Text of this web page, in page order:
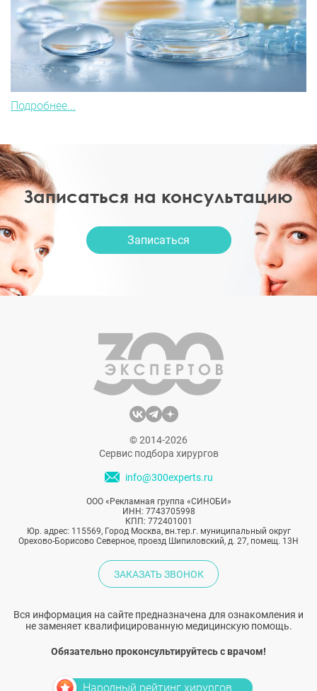
Подробнее...
Записаться на консультацию
Записаться
© 2014-2026
Сервис подбора хирургов
info@300experts.ru
ООО «Рекламная группа «СИНОБИ»
ИНН: 7743705998
КПП: 772401001
Юр. адрес: 115569, Город Москва, вн.тер.г. муниципальный округ
Орехово-Борисово Северное, проезд Шипиловский, д. 27, помещ. 13Н
ЗАКАЗАТЬ ЗВОНОК
Вся информация на сайте предназначена для ознакомления и
не заменяет квалифицированную медицинскую помощь.
Обязательно проконсультируйтесь с врачом!
Народный рейтинг хирургов